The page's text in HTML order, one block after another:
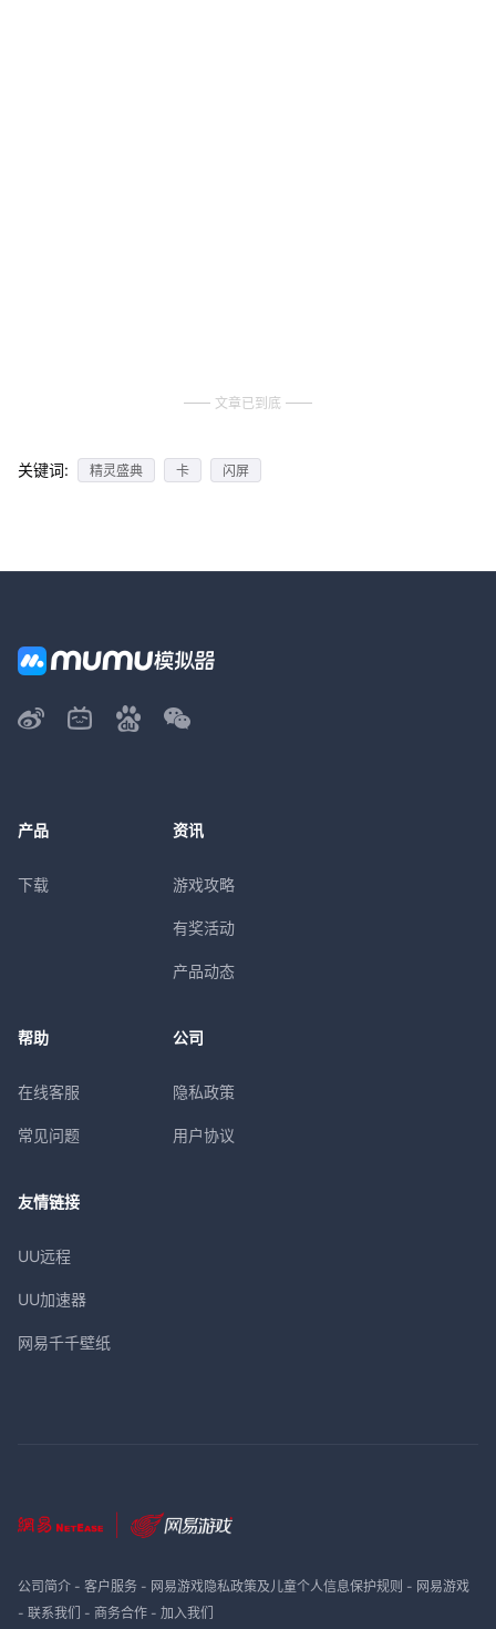
文章已到底
关键词: 精灵盛典 卡 闪屏
产品
下载
资讯
游戏攻略
有奖活动
产品动态
帮助
在线客服
常见问题
公司
隐私政策
用户协议
友情链接
UU远程
UU加速器
网易千千壁纸
公司简介- 客户服务- 网易游戏隐私政策及儿童个人信息保护规则 - 网易游戏
- 联系我们 - 商务合作- 加入我们